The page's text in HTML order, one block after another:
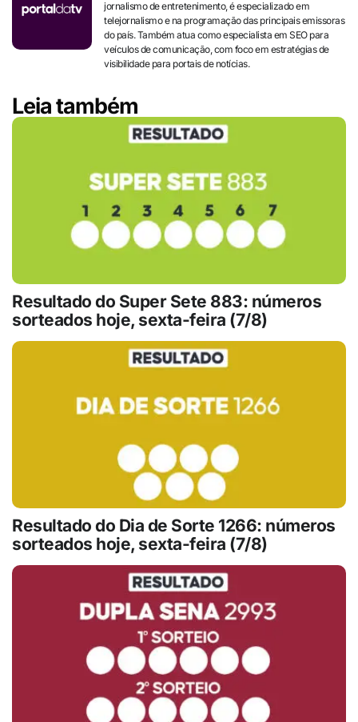
jornalismo de entretenimento, é especializado em
telejornalismo e na programação das principais emissoras
do país. Também atua como especialista em SEO para
veículos de comunicação, com foco em estratégias de
visibilidade para portais de notícias.
Leia também
Resultado do Super Sete 883: números
sorteados hoje, sexta-feira (7/8)
Resultado do Dia de Sorte 1266: números
sorteados hoje, sexta-feira (7/8)